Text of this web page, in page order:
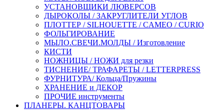
УСТАНОВЩИКИ ЛЮВЕРСОВ
ДЫРОКОЛЫ / ЗАКРУГЛИТЕЛИ УГЛОВ
ПЛОТТЕР / SILHOUETTE / CAMEO / CURIO
ФОЛЬГИРОВАНИЕ
МЫЛО.СВЕЧИ.МОЛДЫ / Изготовление
КИСТИ
НОЖНИЦЫ / НОЖИ для резки
ТИСНЕНИЕ/ ТРАФАРЕТЫ / LETTERPRESS
ФУРНИТУРА/ Кольца/Пружины
ХРАНЕНИЕ и ДЕКОР
ПРОЧИЕ инструменты
ПЛАНЕРЫ. КАНЦТОВАРЫ